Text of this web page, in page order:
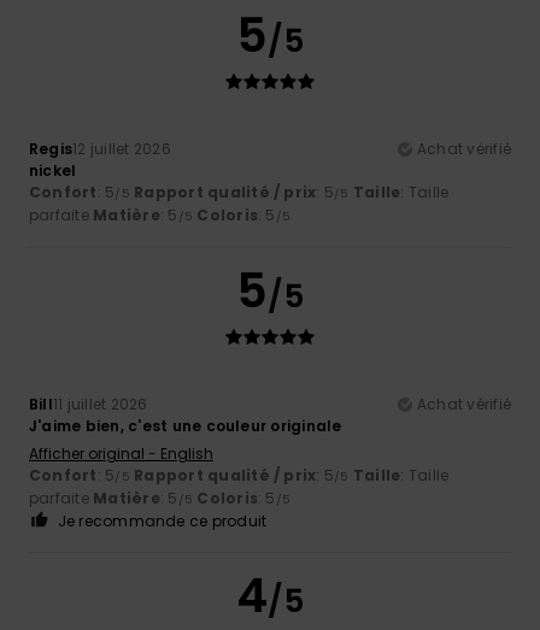
5/5
Regis12 juillet 2026
Achat vérifié
nickel
Confort: 5/5 Rapport qualité / prix: 5/5 Taille: Taille
parfaite Matière: 5 /5 Coloris: 5 /5
5/5
Bill11 juillet 2026
Achat vérifié
J'aime bien, c'est une couleur originale
Afficher original - English
Confort: 5/5 Rapport qualité / prix: 5/5 Taille: Taille
parfaite Matière: 5 /5 Coloris: 5 /5
Je recommande ce produit
4/5